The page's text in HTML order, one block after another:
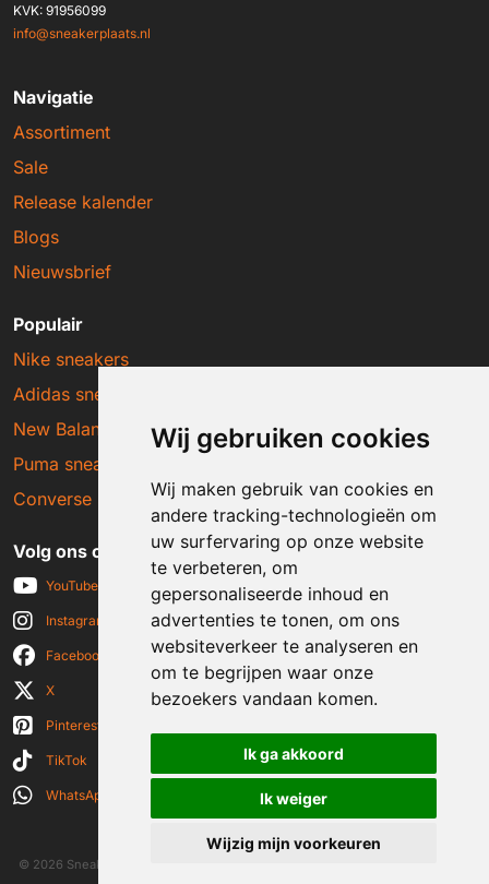
Wij gebruiken cookies
Wij maken gebruik van cookies en
andere tracking-technologieën om
uw surfervaring op onze website
te verbeteren, om
gepersonaliseerde inhoud en
advertenties te tonen, om ons
websiteverkeer te analyseren en
om te begrijpen waar onze
bezoekers vandaan komen.
Ik ga akkoord
Ik weiger
Wijzig mijn voorkeuren
KVK: 91956099
info@sneakerplaats.nl
Navigatie
Assortiment
Sale
Release kalender
Blogs
Nieuwsbrief
Populair
Nike sneakers
Adidas sneakers
New Balance sneakers
Puma sneakers
Converse sneakers
Volg ons op social media
YouTube
Instagram
Facebook
X
Pinterest
TikTok
WhatsApp
© 2026 Sneakerplaats.nl